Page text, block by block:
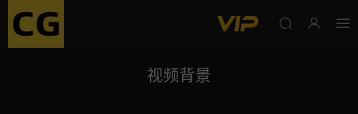
视频背景